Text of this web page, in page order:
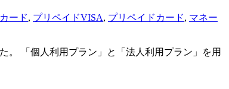
ード, プリペイドVISA, プリペイドカード, マネー
。 「個人利用プラン」と「法人利用プラン」を用